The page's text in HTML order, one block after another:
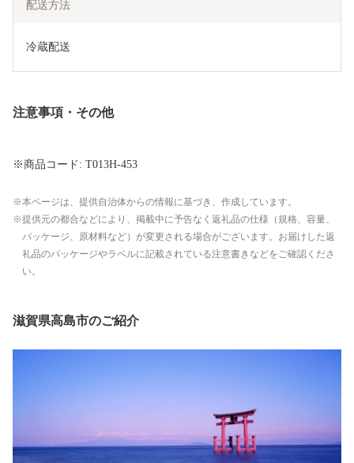
配送方法
冷蔵配送
注意事項・その他
※商品コード: T013H-453
本ページは、提供自治体からの情報に基づき、作成しています。
提供元の都合などにより、掲載中に予告なく返礼品の仕様（規格、容量、
パッケージ、原材料など）が変更される場合がございます。お届けした返
礼品のパッケージやラベルに記載されている注意書きなどをご確認くださ
い。
滋賀県高島市のご紹介